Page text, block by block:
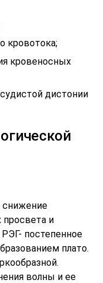
кровотока;
кровеносных
дистонии
снижение
просвета и
постепенное
плато.
волны и ее